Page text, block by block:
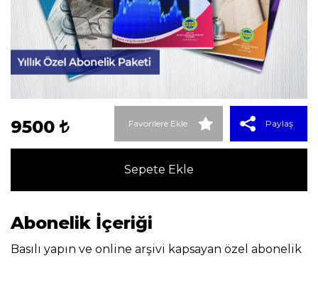
9500
Sepete Ekle
Favorilere Ekle Paylaş
Abonelik İçeriği
Basılı yapın ve online arşivi kapsayan özel abonelik